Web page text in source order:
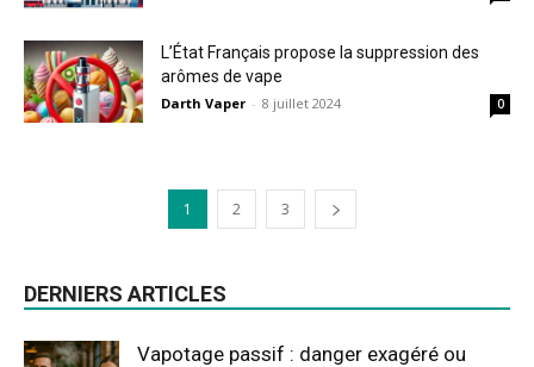
L’État Français propose la suppression des
arômes de vape
Darth Vaper - 8 juillet 2024 0
1 2 3
DERNIERS ARTICLES
Vapotage passif : danger exagéré ou